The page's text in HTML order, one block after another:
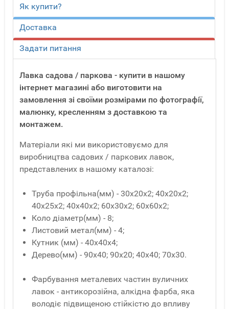
Як купити?
Доставка
Задати питання
Лавка садова / паркова - купити в нашому
інтернет магазині або виготовити на
замовлення зі своїми розмірами по фотографії,
малюнку, кресленням з доставкою та
монтажем.
Матеріали які ми використовуємо для
виробництва садових / паркових лавок,
представлених в нашому каталозі:
Труба профільна(мм) - 30x20x2; 40x20x2;
40x25x2; 40x40x2; 60x30x2; 60x60x2;
Коло діаметр(мм) - 8;
Листовий метал(мм) - 4;
Кутник (мм) - 40x40x4;
Дерево(мм) - 90x40; 90x20; 40x40; 70x30.
Фарбування металевих частин вуличних
лавок - антикорозійна, алкідна фарба, яка
володіє підвищеною стійкістю до впливу